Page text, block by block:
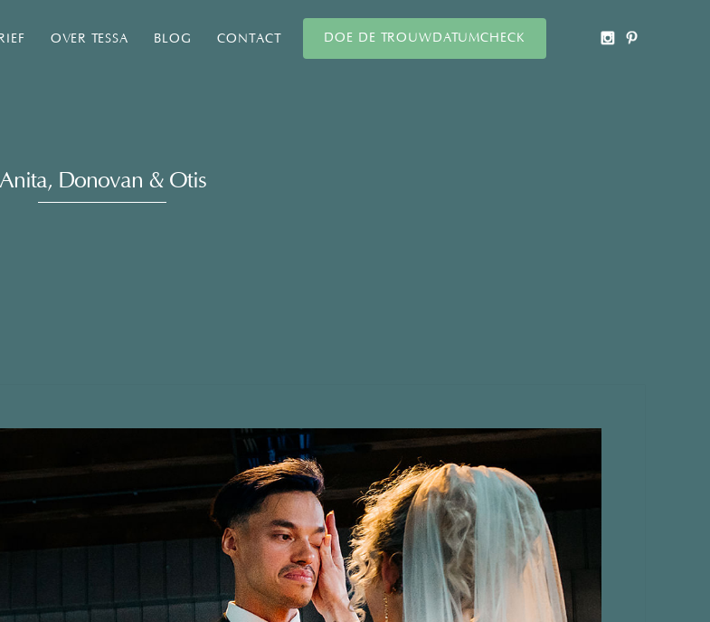
OVER TESSA BLOG CONTACT DOE DE TROUWDATUMCHECK
Anita, Donovan & Otis